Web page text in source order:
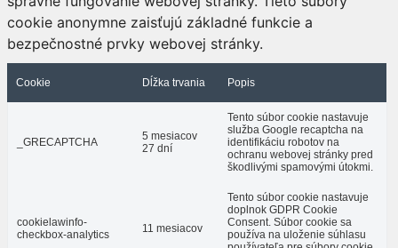
cookie anonymne zaisťujú základné funkcie a
bezpečnostné prvky webovej stránky.
Cookie Dĺžka trvania Popis
_GRECAPTCHA
5 mesiacov
27 dní
Tento súbor cookie nastavuje
služba Google recaptcha na
identifikáciu robotov na
ochranu webovej stránky pred
škodlivými spamovými útokmi.
cookielawinfo-
checkbox-analytics
11 mesiacov
Tento súbor cookie nastavuje
doplnok GDPR Cookie
Consent. Súbor cookie sa
používa na uloženie súhlasu